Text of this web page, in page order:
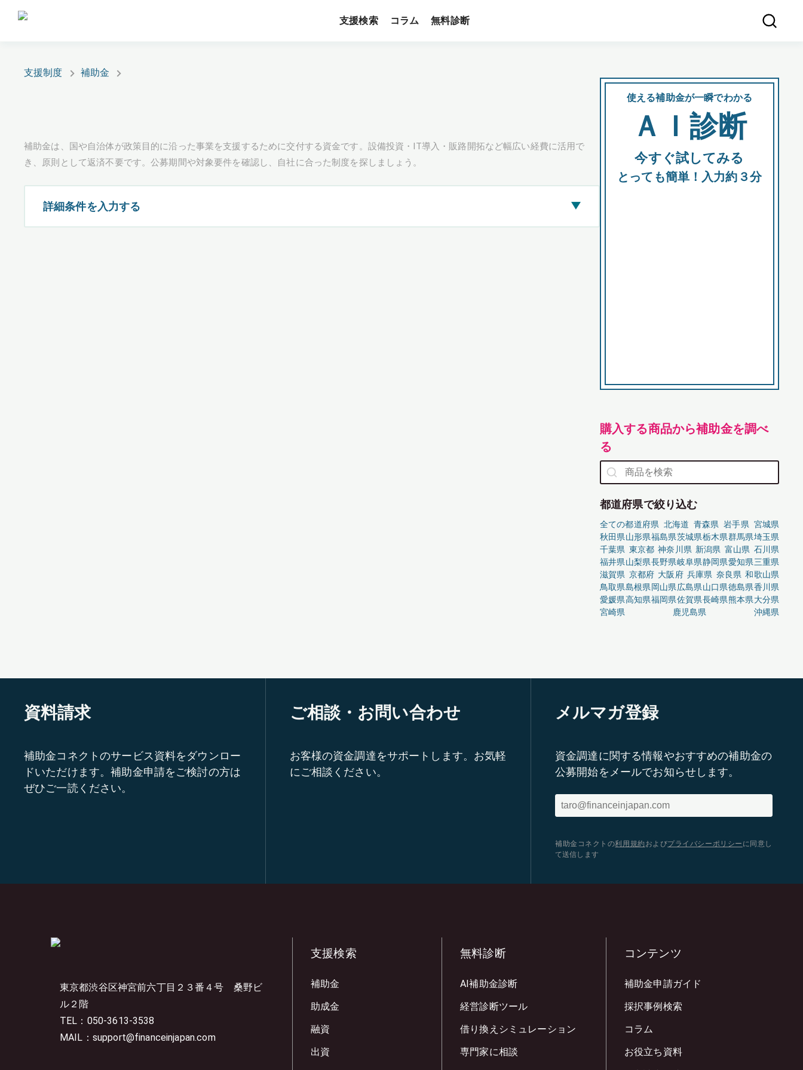
支援検索 コラム 無料診断
支援制度 補助金
補助金は、国や自治体が政策目的に沿った事業を支援するために交付する資金です。設備投資・IT導入・販路開拓など幅広い経費に活用で
き、原則として返済不要です。公募期間や対象要件を確認し、自社に合った制度を探しましょう。
詳細条件を入力する ▶
使える補助金が一瞬でわかる
ＡＩ診断
今すぐ試してみる
とっても簡単！入力約３分
購入する商品から補助金を調べ
る
都道府県で絞り込む
全ての都道府県 北海道 青森県 岩手県 宮城県
秋田県山形県福島県茨城県栃木県群馬県埼玉県
千葉県 東京都 神奈川県 新潟県 富山県 石川県
福井県山梨県長野県岐阜県静岡県愛知県三重県
滋賀県 京都府 大阪府 兵庫県 奈良県 和歌山県
鳥取県島根県岡山県広島県山口県徳島県香川県
愛媛県高知県福岡県佐賀県長崎県熊本県大分県
宮崎県
鹿児島県 沖縄県
資料請求
補助金コネクトのサービス資料をダウンロー
ドいただけます。補助金申請をご検討の方は
ぜひご一読ください。
ご相談・お問い合わせ
お客様の資金調達をサポートします。お気軽
にご相談ください。
メルマガ登録
資金調達に関する情報やおすすめの補助金の
公募開始をメールでお知らせします。
補助金コネクトの利用規約 およびプライバシーポリシー に同意し
て送信します
東京都渋谷区神宮前六丁目２３番４号 桑野ビ
ル２階
TEL：050-3613-3538
MAIL：support@financeinjapan.com
支援検索
補助金
助成金
融資
出資
無料診断
AI補助金診断
経営診断ツール
借り換えシミュレーション
専門家に相談
コンテンツ
補助金申請ガイド
採択事例検索
コラム
お役立ち資料